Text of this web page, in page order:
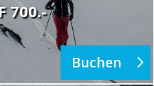
700.-
Buchen